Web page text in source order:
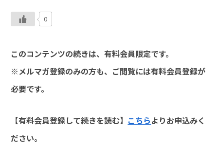
0
このコンテンツの続きは、有料会員限定です。
※メルマガ登録のみの方も、ご閲覧には有料会員登録が
必要です。
【有料会員登録して続きを読む】 こちらよりお申込みく
ださい。